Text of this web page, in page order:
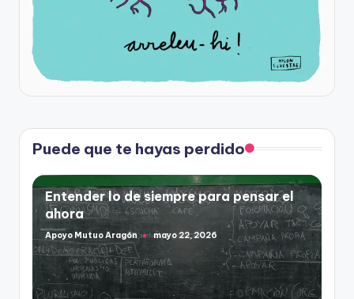
Puede que te hayas perdido
Entender lo de siempre para pensar el
ahora
Publicado
por
Apoyo Mutuo Aragón mayo 22, 2026